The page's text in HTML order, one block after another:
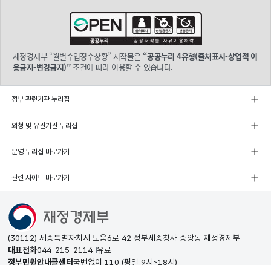
재정경제부 “월별수입징수상황” 저작물은 “공공누리 4유형(출처표시-상업적 이
용금지-변경금지)”조건에 따라 이용할 수 있습니다.
정부 관련기관 누리집
외청 및 유관기관 누리집
운영 누리집 바로가기
관련 사이트 바로가기
(30112) 세종특별자치시 도움6로 42 정부세종청사 중앙동 재정경제부
대표전화044-215-2114 유료
정부민원안내콜센터국번없이 110 (평일 9시~18시)